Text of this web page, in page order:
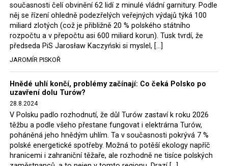
Rozhodnutí polského ministra spravedlnosti jistě potěší
německé, české a polské ekology, ale i těžaře. Je těžké si
představit, že by o takové věci rozhodoval sám ministr
Bodnar. Musel získat politický souhlas vládnoucí koalice.
Stále jsou totiž platné argumenty Morawieckého vlády,
že důl i elektrárna jsou – kromě zabezpečování cca 7 %
polského energetického mixu – klíčovými podniky, spolu
se svými dceřinými společnostmi zaměstnávají cca pět
tisíc lidí. Navíc s činností dolu a elektrárny nepřímo
souvisí dalších několik desítek tisíc pracovních míst v
regionu. Zelená politika ale opět zvítězila.
Rozhodnutí polského ministra spravedlnosti jistě potěší
současnosti čelí obvinění 62 lidí z minulé vládní garnitury. Podle
něj se řízení ohledně podezřelých veřejných výdajů týká 100
miliard zlotých (což je přibližně 20 % polského státního
rozpočtu a v přepočtu asi 600 miliard korun). Tusk tvrdí, že
předseda PiS Jarosław Kaczyński si myslel, […]
JAROMÍR PISKOŘ
Hnědé uhlí končí, problémy začínají: Co čeká Polsko po
uzavření dolu Turów?
28.8.2024
V Polsku padlo rozhodnutí, že důl Turów zastaví k roku 2026
těžbu a podle všeho přestane fungovat i elektrárna Turów,
poháněná jeho hnědým uhlím. Ta v současnosti pokrývá 7 %
polské energetické spotřeby. Možná to potěší ekology napříč
hranicemi i zahraniční těžaře, ale rozhodně ne tisíce polských